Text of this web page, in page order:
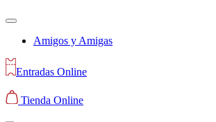
Amigos y Amigas
Entradas Online
Tienda Online